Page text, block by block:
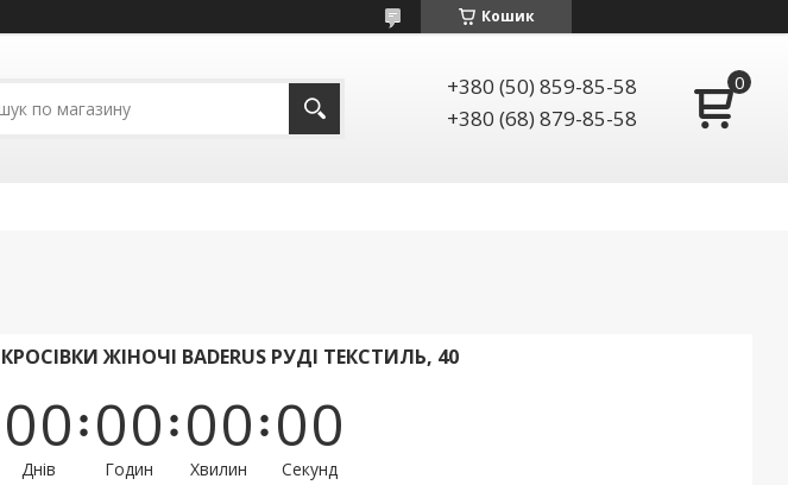
Кошик
+380 (50) 859-85-58
+380 (68) 879-85-58
КРОСІВКИ ЖІНОЧІ BADERUS РУДІ ТЕКСТИЛЬ, 40
00
Днів
00
Годин
00
Хвилин
00
Секунд